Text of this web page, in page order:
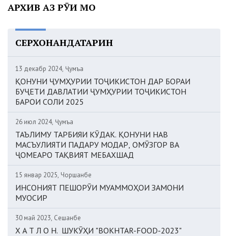
АРХИВ АЗ РӮИ МОҲ
СЕРХОНАНДАТАРИН
13 декабр 2024, Ҷумъа
ҚОНУНИ ҶУМҲУРИИ ТОҶИКИСТОН ДАР БОРАИ
БУҶЕТИ ДАВЛАТИИ ҶУМҲУРИИ ТОҶИКИСТОН
БАРОИ СОЛИ 2025
26 июл 2024, Ҷумъа
ТАЪЛИМУ ТАРБИЯИ КӮДАК. ҚОНУНИ НАВ
МАСЪУЛИЯТИ ПАДАРУ МОДАР, ОМӮЗГОР ВА
ҶОМЕАРО ТАҚВИЯТ МЕБАХШАД
15 январ 2025, Чоршанбе
ИНСОНИЯТ ПЕШОРӮИ МУАММОҲОИ ЗАМОНИ
МУОСИР
30 май 2023, Сешанбе
Х А Т Л О Н. ШУКӮҲИ "BOKHTAR-FOOD-2023"